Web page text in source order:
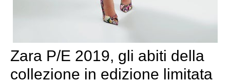
Zara P/E 2019, gli abiti della
collezione in edizione limitata